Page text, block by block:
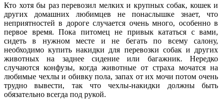
Кто хотя бы раз перевозил мелких и крупных собак, кошек и
других домашних любимцев не понаслышке знает, что
неприятностей в дороге случается очень много, особенно в
первое время. Пока питомец не привык кататься с вами,
сидеть в нужном месте и не бегать по всему салону,
необходимо купить накидки для перевозки собак и других
животных на заднее сидение или багажник. Нередко
случаются конфузы, когда животные от страха мочатся на
любимые чехлы и обивку пола, запах от их мочи потом очень
трудно вывести, так что чехлы-накидки должны быть
обязательно всегда под рукой.